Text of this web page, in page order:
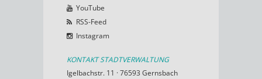
YouTube
RSS-Feed
Instagram
KONTAKT STADTVERWALTUNG
Igelbachstr. 11 · 76593 Gernsbach